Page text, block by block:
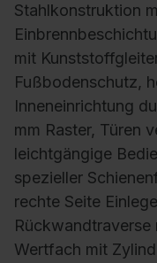
Stahlkonstruktion
mit
Fußbodenschutz,
Inneneinrichtung
mm Raster, Türen
leichtgängige
spezieller
rechte Seite
Rückwandtraverse
Wertfach mit